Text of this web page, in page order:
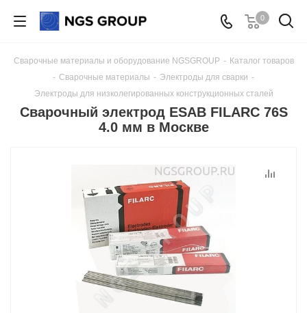
0
Сварочные материалы и оборудование NGSGROUP - Каталог товаров
- Сварочные материалы - Электроды для сварки -
Электроды для низколегированных конструкционных сталей
Сварочный электрод ESAB FILARC 76S
4.0 мм в Москве